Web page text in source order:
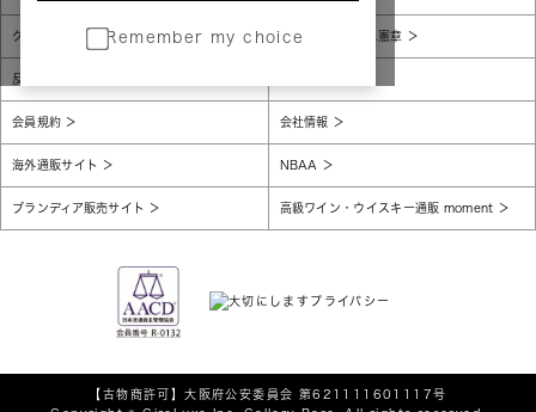
Remember my choice
グローバルプライバシーポリシー コンプライアンス憲章
反社会的勢力に対する基本方針
会員規約 会社情報
海外通販サイト NBAA
ブランディア販売サイト 高級ワイン・ウイスキー通販 moment
【古物商許可】大阪府公安委員会 第621111601117号